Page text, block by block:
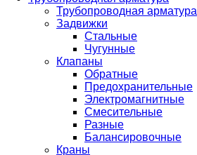
Трубопроводная арматура
Задвижки
Стальные
Чугунные
Клапаны
Обратные
Предохранительные
Электромагнитные
Смесительные
Разные
Балансировочные
Краны